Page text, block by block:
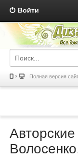
Войти
Полная версия